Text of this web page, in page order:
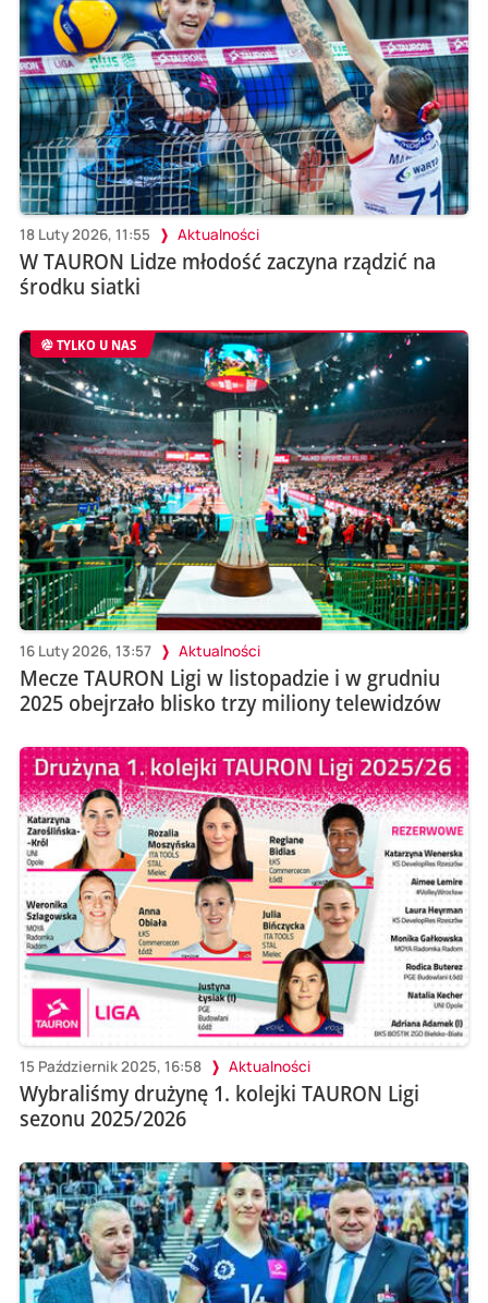
18 Luty 2026, 11:55 Aktualności
W TAURON Lidze młodość zaczyna rządzić na
środku siatki
TYLKO U NAS
16 Luty 2026, 13:57 Aktualności
Mecze TAURON Ligi w listopadzie i w grudniu
2025 obejrzało blisko trzy miliony telewidzów
15 Październik 2025, 16:58 Aktualności
Wybraliśmy drużynę 1. kolejki TAURON Ligi
sezonu 2025/2026